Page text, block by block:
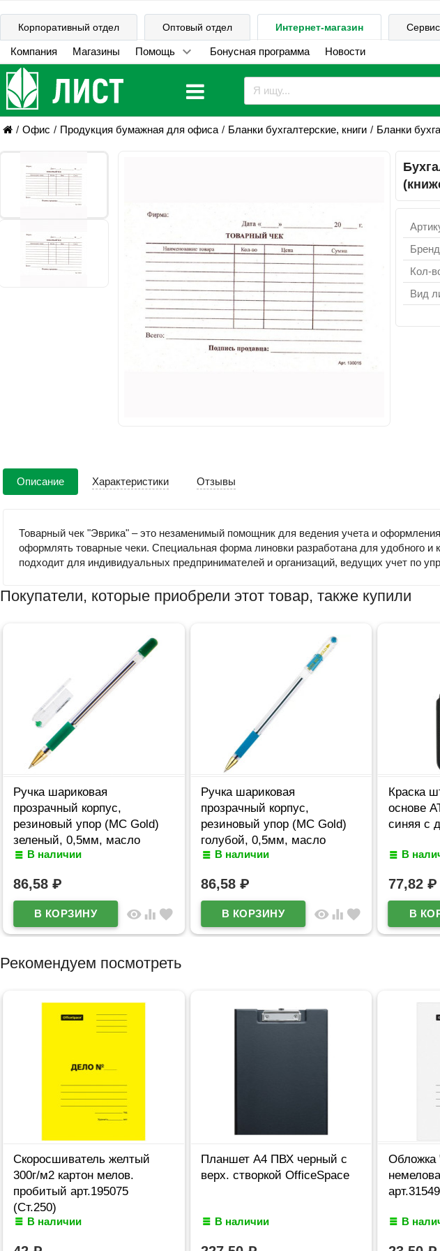
Корпоративный отдел Оптовый отдел Интернет-магазин Сервис
Компания Магазины Помощь Бонусная программа Новости
Офис Продукция бумажная для офиса Бланки бухгалтерские, книги Бланки
Бренд
Кол-
Вид
Описание Характеристики Отзывы
Товарный чек "Эврика" – это незаменимый помощник для ведения учета и
оформлять товарные чеки. Специальная форма линовки разработана для удобного
подходит для индивидуальных предпринимателей и организаций, ведущих учет по
Покупатели, которые приобрели этот товар, также купили
Ручка шариковая
прозрачный корпус,
резиновый упор (MC Gold)
зеленый, 0,5мм, масло
арт.MC-04
В наличии
86,58 ₽
visibility equalizer favorite
Ручка шариковая
прозрачный корпус,
резиновый упор (MC Gold)
голубой, 0,5мм, масло
арт.BMC-12
В наличии
86,58 ₽
visibility equalizer favorite
Краска
основе
синяя с
В
77,82 ₽
Рекомендуем посмотреть
Скоросшиватель желтый
300г/м2 картон мелов.
пробитый арт.195075
(Ст.250)
В наличии
Планшет А4 ПВХ черный с
верх. створкой OfficeSpace
В наличии
Обложка
В